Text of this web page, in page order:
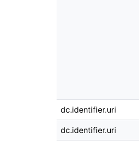
dc.identifier.uri
dc.identifier.uri